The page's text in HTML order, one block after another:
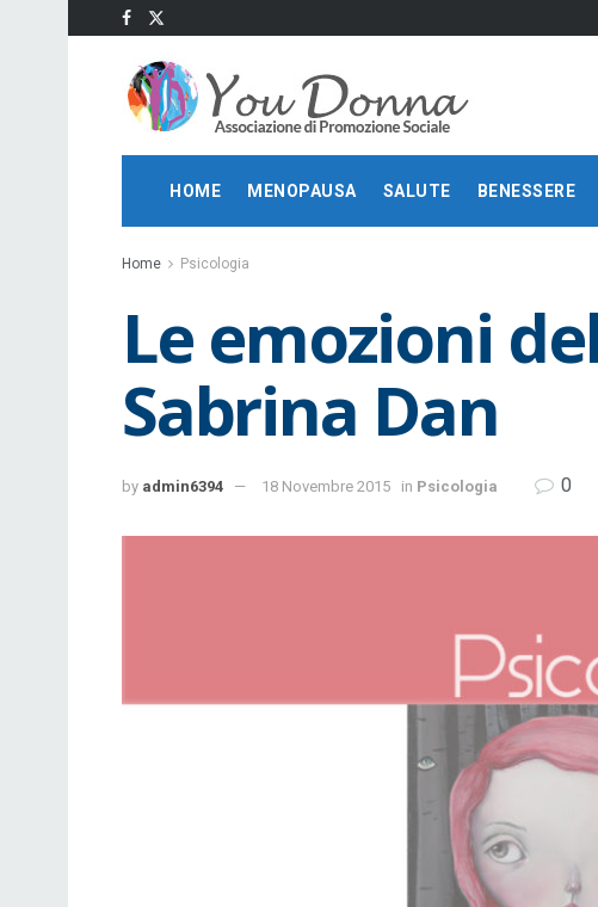
HOME MENOPAUSA SALUTE BENESSERE
Home Psicologia
Le emozioni
Sabrina Dan
by admin6394 18 Novembre 2015 in Psicologia 0